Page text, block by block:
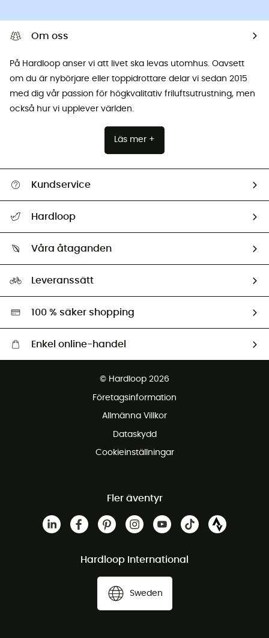
Om oss
På Hardloop anser vi att livet ska levas utomhus. Oavsett
om du är nybörjare eller toppidrottare delar vi sedan 2015
med dig vår passion för högkvalitativ friluftsutrustning, men
också hur vi upplever världen.
Läs mer +
Kundservice
Retur & återbetalning
Hardloop
Ambassadörer
Våra åtaganden
Miljöanpassat urval
Leveranssätt
100 % säker shopping
Enkel online-handel
Gratis retur inom 100 dagar
© Hardloop 2026
Företagsinformation
Allmänna Villkor
Dataskydd
Cookieinställningar
Fler äventyr
Hardloop International
Sweden